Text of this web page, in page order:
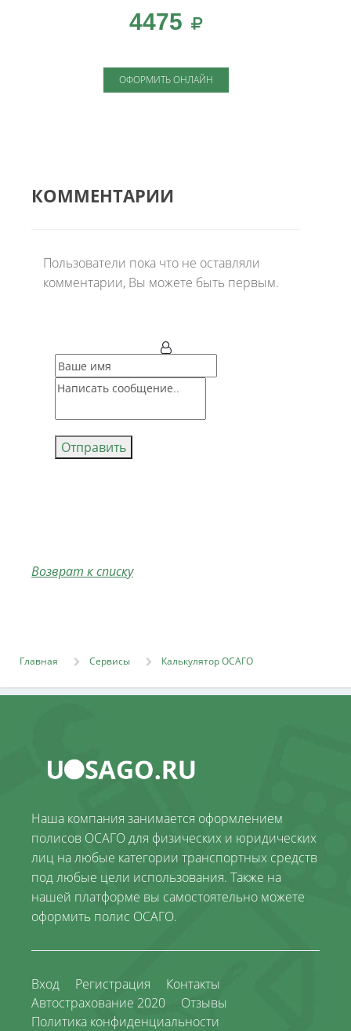
4475
ОФОРМИТЬ ОНЛАЙН
КОММЕНТАРИИ
Пользователи пока что не оставляли
комментарии, Вы можете быть первым.
Отправить
Возврат к списку
Главная Сервисы Калькулятор ОСАГО
Наша компания занимается оформлением
полисов ОСАГО для физических и юридических
лиц на любые категории транспортных средств
под любые цели использования. Также на
нашей платформе вы самостоятельно можете
оформить полис ОСАГО.
Вход Регистрация
Контакты
Автострахование 2020
Отзывы
Политика конфиденциальности